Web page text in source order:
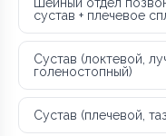
сустав + плечевое
Сустав (локтевой,
голеностопный)
Сустав (плечевой,